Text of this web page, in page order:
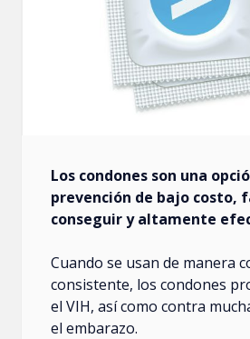
Los condones son una
prevención de bajo costo,
conseguir y altamente
Cuando se usan de manera
consistente, los condones
el VIH, así como contra
el embarazo.